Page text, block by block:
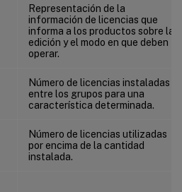
Representación de la
información de licencias que
informa a los productos sobre la
edición y el modo en que deben
operar.
Número de licencias instaladas
entre los grupos para una
característica determinada.
Número de licencias utilizadas
por encima de la cantidad
instalada.